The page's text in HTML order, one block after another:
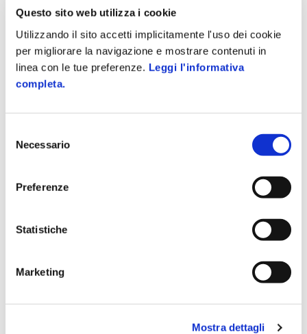
Questo sito web utilizza i cookie
Utilizzando il sito accetti implicitamente l'uso dei cookie
per migliorare la navigazione e mostrare contenuti in
linea con le tue preferenze. Leggi l'informativa
completa.
delNecessario
Preferenze
Statistiche
Marketing
Mostra dettagli
Lettore badge NFC e BLE per presenze